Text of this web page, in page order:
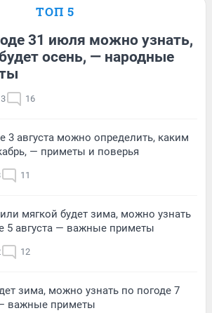
ТОП 5
31 июля можно узнать,
осень, — народные
16
3 августа можно определить, каким
— приметы и поверья
11
мягкой будет зима, можно узнать
5 августа — важные приметы
12
зима, можно узнать по погоде 7
— важные приметы